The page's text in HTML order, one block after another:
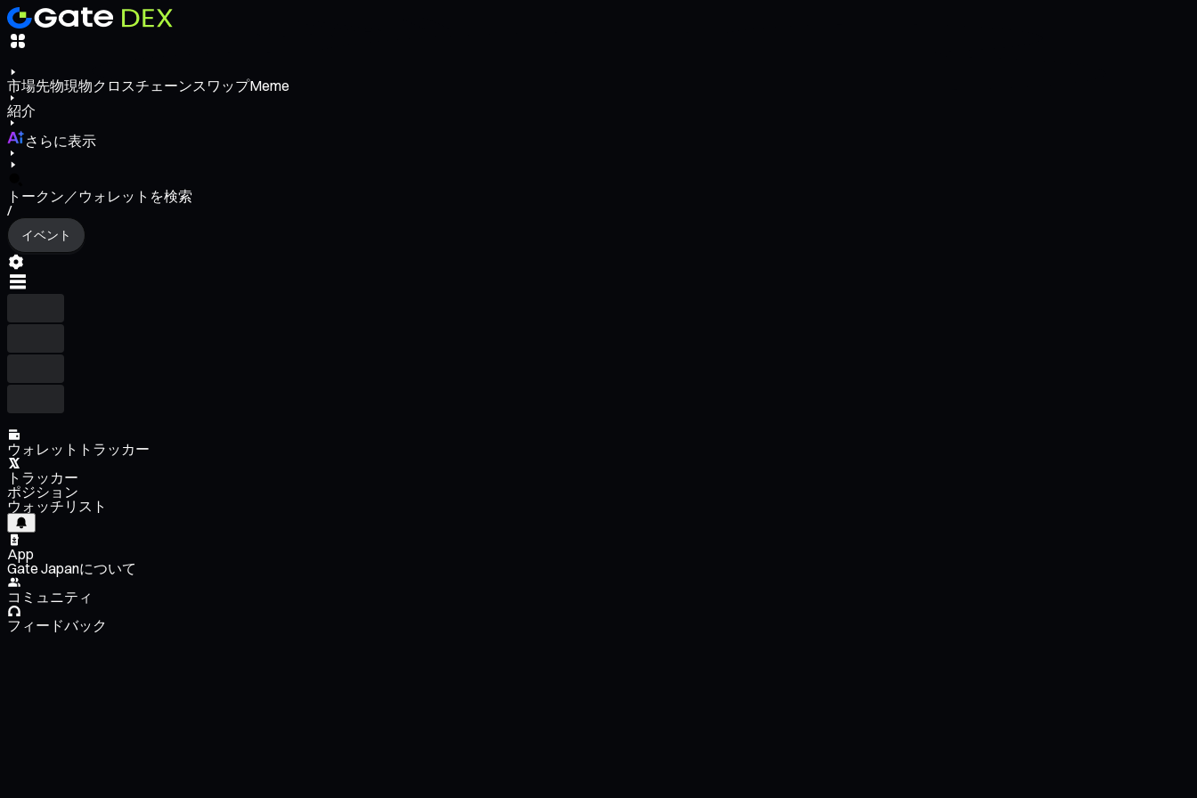
市場先物現物クロスチェーンスワップMeme
紹介
さらに表示
トークン／ウォレットを検索
/
イベント
ウォレットトラッカー
トラッカー
ポジション
ウォッチリスト
App
Gate Japanについて
コミュニティ
フィードバック